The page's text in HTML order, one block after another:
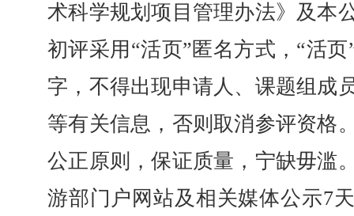
术科学规划项目管理办法》及本
初评采用“活页”匿名方式，“活
字，不得出现申请人、课题组成
等有关信息，否则取消参评资格
公正原则，保证质量，宁缺毋滥
游部门户网站及相关媒体公示7